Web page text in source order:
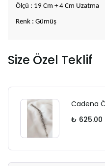
Ölçü : 19 Cm + 4 Cm Uzatma
Renk : Gümüş
Size Özel Teklif
Cadena
₺ 625.00